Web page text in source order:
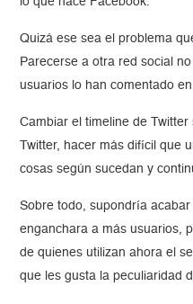
Quizá ese sea el problema
Parecerse a otra red social
usuarios lo han comentado
Cambiar el timeline de
Twitter, hacer más difícil que
cosas según sucedan y
Sobre todo, supondría
enganchara a más usuarios,
de quienes utilizan ahora el
que les gusta la peculiaridad